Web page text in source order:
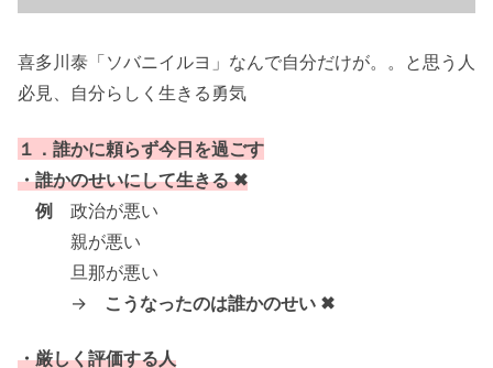
喜多川泰「ソバニイルヨ」なんで自分だけが。。と思う人
必見、自分らしく生きる勇気
１．誰かに頼らず今日を過ごす
・誰かのせいにして生きる ✖
例 政治が悪い
親が悪い
旦那が悪い
→ こうなったのは誰かのせい ✖
・厳しく評価する人